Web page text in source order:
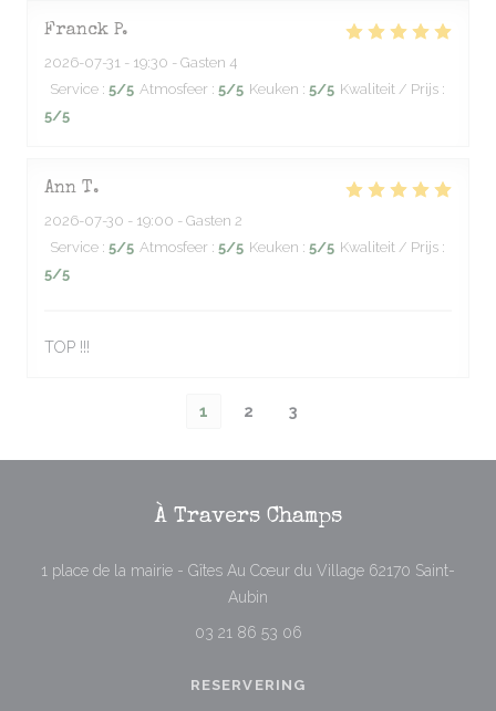
Franck P
2026-07-31 - 19:30 - Gasten 4
Service : 5/5 Atmosfeer : 5/5 Keuken : 5/5 Kwaliteit / Prijs :
5/5
Ann T
2026-07-30 - 19:00 - Gasten 2
Service : 5/5 Atmosfeer : 5/5 Keuken : 5/5 Kwaliteit / Prijs :
5/5
TOP !!!
1 2 3
À Travers Champs
1 place de la mairie - Gîtes Au Cœur du Village 62170 Saint-
Aubin
03 21 86 53 06
RESERVERING